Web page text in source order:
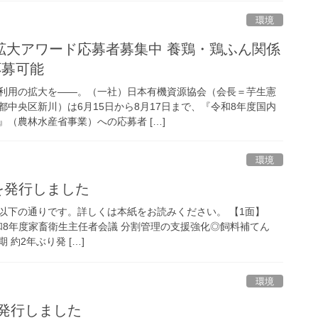
環境
大アワード応募者募集中 養鶏・鶏ふん関係
可能
用の拡大を――。（一社）日本有機資源協会（会長＝芋生憲
中央区新川）は6月15日から8月17日まで、『令和8年度国内
（農林水産省事業）への応募者 […]
環境
行しました
下の通りです。詳しくは本紙をお読みください。 【1面】
年度家畜衛生主任者会議 分割管理の支援強化◎飼料補てん
約2年ぶり発 […]
環境
行しました